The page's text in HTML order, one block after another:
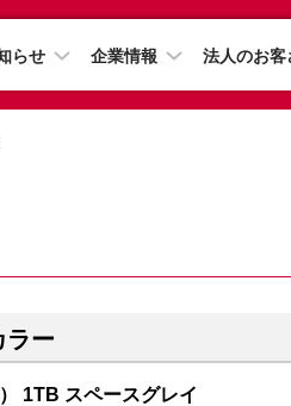
らせ 企業情報 法人のお客
ラー
1TB スペースグレイ